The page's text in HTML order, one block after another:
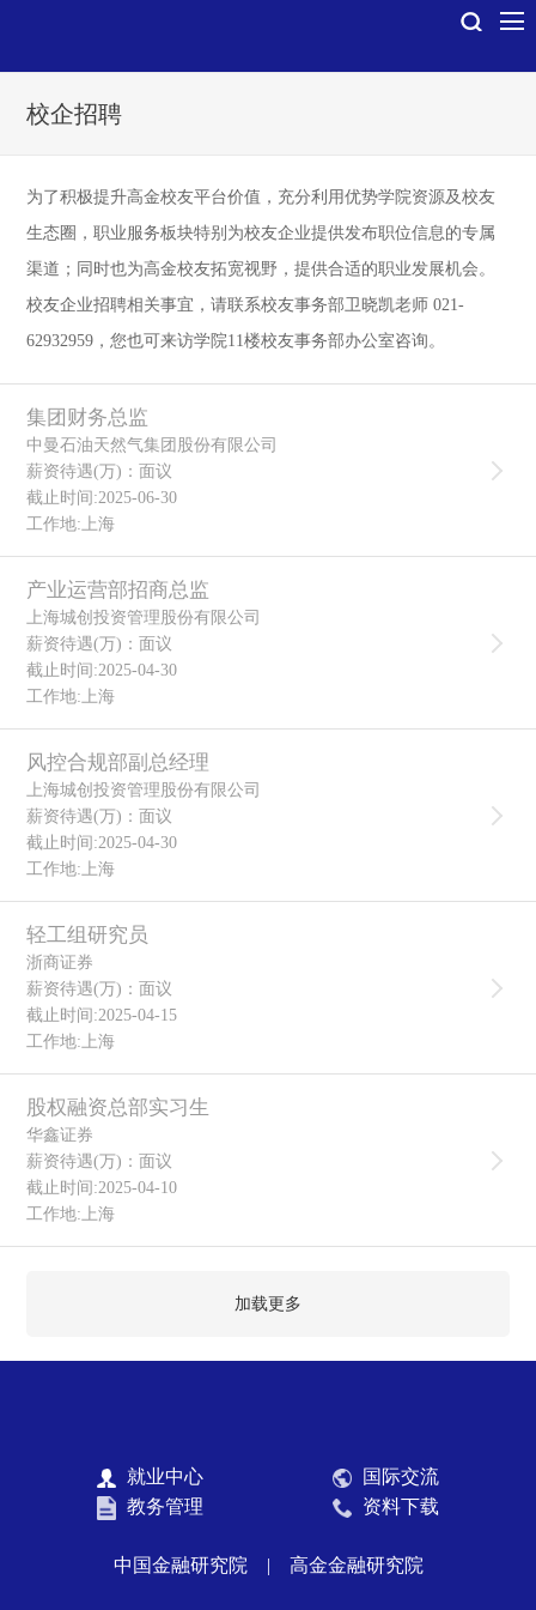
校企招聘
为了积极提升高金校友平台价值，充分利用优势学院资源及校友
生态圈，职业服务板块特别为校友企业提供发布职位信息的专属
渠道；同时也为高金校友拓宽视野，提供合适的职业发展机会。
校友企业招聘相关事宜，请联系校友事务部卫晓凯老师 021-
62932959，您也可来访学院11楼校友事务部办公室咨询。
集团财务总监
中曼石油天然气集团股份有限公司
薪资待遇(万)：面议
截止时间:2025-06-30
工作地:上海
产业运营部招商总监
上海城创投资管理股份有限公司
薪资待遇(万)：面议
截止时间:2025-04-30
工作地:上海
风控合规部副总经理
上海城创投资管理股份有限公司
薪资待遇(万)：面议
截止时间:2025-04-30
工作地:上海
轻工组研究员
浙商证券
薪资待遇(万)：面议
截止时间:2025-04-15
工作地:上海
股权融资总部实习生
华鑫证券
薪资待遇(万)：面议
截止时间:2025-04-10
工作地:上海
加载更多
就业中心
国际交流
教务管理
资料下载
中国金融研究院 | 高金金融研究院